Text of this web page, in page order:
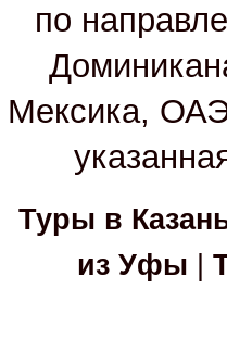
по
Мексика,
Туры в
из Уфы